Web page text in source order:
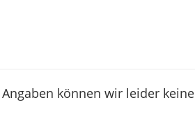
können wir leider keine